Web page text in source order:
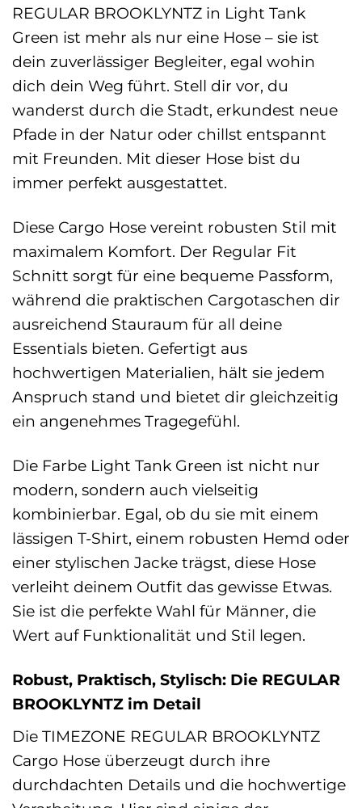
REGULAR BROOKLYNTZ in Light Tank
Green ist mehr als nur eine Hose – sie ist
dein zuverlässiger Begleiter, egal wohin
dich dein Weg führt. Stell dir vor, du
wanderst durch die Stadt, erkundest neue
Pfade in der Natur oder chillst entspannt
mit Freunden. Mit dieser Hose bist du
immer perfekt ausgestattet.
Diese Cargo Hose vereint robusten Stil mit
maximalem Komfort. Der Regular Fit
Schnitt sorgt für eine bequeme Passform,
während die praktischen Cargotaschen dir
ausreichend Stauraum für all deine
Essentials bieten. Gefertigt aus
hochwertigen Materialien, hält sie jedem
Anspruch stand und bietet dir gleichzeitig
ein angenehmes Tragegefühl.
Die Farbe Light Tank Green ist nicht nur
modern, sondern auch vielseitig
kombinierbar. Egal, ob du sie mit einem
lässigen T-Shirt, einem robusten Hemd oder
einer stylischen Jacke trägst, diese Hose
verleiht deinem Outfit das gewisse Etwas.
Sie ist die perfekte Wahl für Männer, die
Wert auf Funktionalität und Stil legen.
Robust, Praktisch, Stylisch: Die REGULAR
BROOKLYNTZ im Detail
Die TIMEZONE REGULAR BROOKLYNTZ
Cargo Hose überzeugt durch ihre
durchdachten Details und die hochwertige